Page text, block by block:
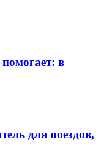
в
для поездов,